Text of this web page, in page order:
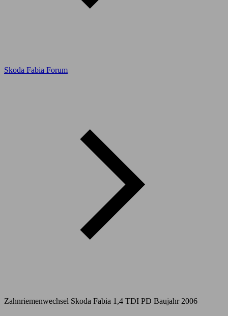
Skoda Fabia Forum
Zahnriemenwechsel Skoda Fabia 1,4 TDI PD Baujahr 2006